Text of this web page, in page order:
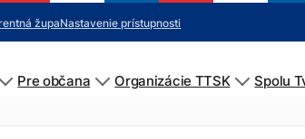
župaNastavenie prístupnosti
Pre občana Organizácie TTSK Spolu